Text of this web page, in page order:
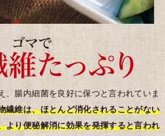
、腸内細菌を良好に保つと言われていま
繊維は、ほとんど消化されることがない
より便秘解消に効果を発揮すると言われ